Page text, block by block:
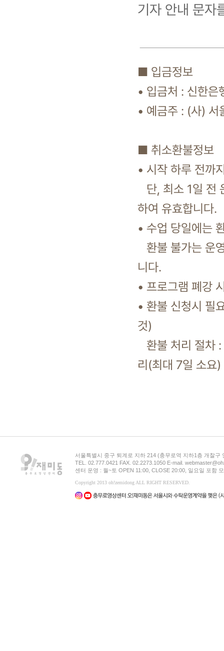
기자 안내 문자
■ 입금정보
• 입금처 : 신한
• 예금주 : (사) 서
■ 취소환불정보
• 시작 하루 전까
단, 최소 1일 전
하여 유효합니다.
• 수업 당일에는
환불 불가는 운
니다.
• 프로그램 폐강
• 환불 신청시 필
것)
환불 처리 절차
리(최대 7일 소
서울특별시 중구 퇴계로 지하 214 (충무로역 지하1층 개찰구
TEL. 02.777.0421 FAX. 02.2273.1050 E-mail.
센터 운영 : 월~토 OPEN 11:00, CLOSE 20:00, 일요일 포함
Copyright 2013 oh!zemidong ALL RIGHT RESERVED.